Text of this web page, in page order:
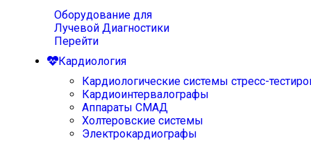
Оборудование для
Лучевой Диагностики
Перейти
Кардиология
Кардиологические системы стресс-
Кардиоинтервалографы
Аппараты СМАД
Холтеровские системы
Электрокардиографы